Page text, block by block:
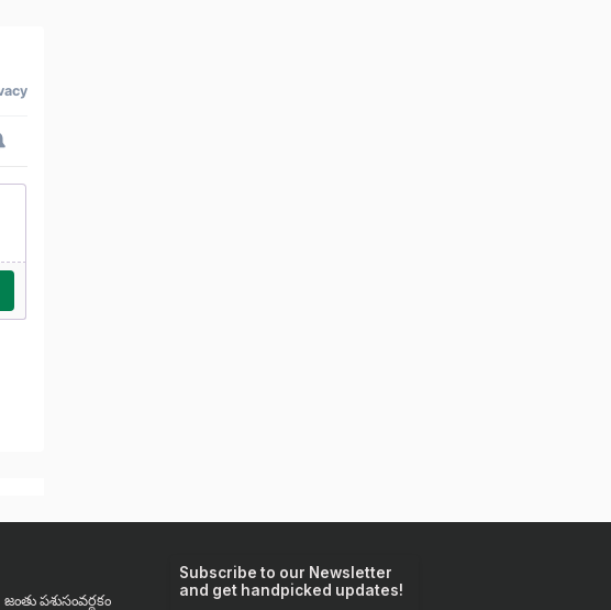
జంతు పశుసంవర్ధకం
Subscribe to our Newsletter
and get handpicked updates!